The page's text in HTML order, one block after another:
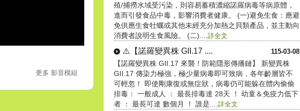
更多 影音模組
殖/捕撈水域受污染，則容易蓄積濃縮諾羅病毒等病原體，
進而引發食品中毒，影響消費者健康。 (一)避免生食：應避
免供應生食牡蠣或其他未經充分加熱之貝類產品，並主動向
消費者說明生食風險。 (二).... 詳全文
115-03-08
⚠️【諾羅變異株 GII.17 ....
【諾羅變異株 GII.17 來襲！防範隱形傳播鏈】 新變異株
GII.17 傳染力極強，極少量病毒即可致病，各年齡層皆不
可輕忽！ 即使剛康復或無症狀，病毒仍可能躲在體內偷偷
排毒： 一般成人 ： 最長排毒達 28天 ！ 幼童＆免疫力低下
者 ： 最長可達 數個月 ！ 誰是.... 詳全文